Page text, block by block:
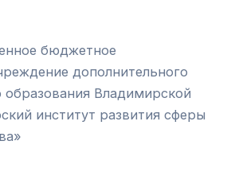
бюджетное
дополнительного
образования Владимирской
институт развития сферы